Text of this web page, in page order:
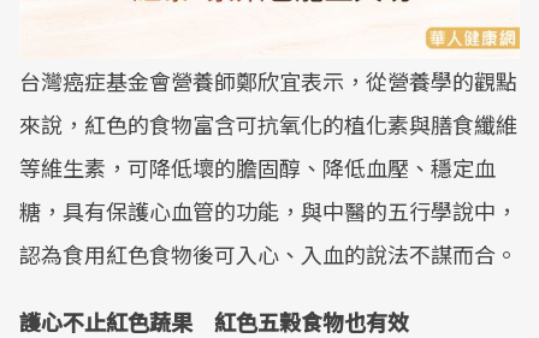
台灣癌症基金會營養師鄭欣宜表示，從營養學的觀點
來說，紅色的食物富含可抗氧化的植化素與膳食纖維
等維生素，可降低壞的膽固醇、降低血壓、穩定血
糖，具有保護心血管的功能，與中醫的五行學說中，
認為食用紅色食物後可入心、入血的說法不謀而合。
護心不止紅色蔬果 紅色五榖食物也有效